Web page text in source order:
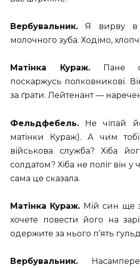
Вербувальник. Я вирву в
молочного зуба. Ходімо,
Матінка Кураж.Пане
поскаржусь полковникові.
за ґрати. Лейтенант —
Фельдфебель. Не чіпай
матінки Кураж). А чим
військова служба? Хіба
солдатом? Хіба не поліг він
сама це сказала.
Матінка Кураж. Мій син ще
хочете повести його на
одержите за нього п’ять
Вербувальник.